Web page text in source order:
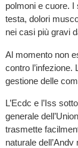
polmoni e cuore.
testa, dolori
nei casi più gravi
Al momento non
contro
gestione delle
L’Ecdc e l’Iss
generale
trasmette
naturale